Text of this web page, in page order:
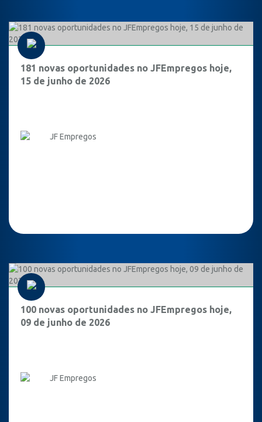
181 novas oportunidades no JFEmpregos hoje,
15 de junho de 2026
JF Empregos
100 novas oportunidades no JFEmpregos hoje,
09 de junho de 2026
JF Empregos